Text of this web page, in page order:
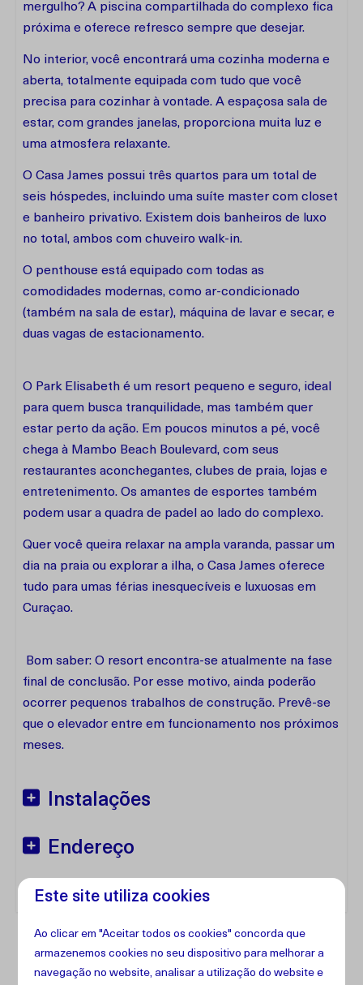
mergulho? A piscina compartilhada do complexo fica
próxima e oferece refresco sempre que desejar.
No interior, você encontrará uma cozinha moderna e
aberta, totalmente equipada com tudo que você
precisa para cozinhar à vontade. A espaçosa sala de
estar, com grandes janelas, proporciona muita luz e
uma atmosfera relaxante.
O Casa James possui três quartos para um total de
seis hóspedes, incluindo uma suíte master com closet
e banheiro privativo. Existem dois banheiros de luxo
no total, ambos com chuveiro walk-in.
O penthouse está equipado com todas as
comodidades modernas, como ar-condicionado
(também na sala de estar), máquina de lavar e secar, e
duas vagas de estacionamento.
O Park Elisabeth é um resort pequeno e seguro, ideal
para quem busca tranquilidade, mas também quer
estar perto da ação. Em poucos minutos a pé, você
chega à Mambo Beach Boulevard, com seus
restaurantes aconchegantes, clubes de praia, lojas e
entretenimento. Os amantes de esportes também
podem usar a quadra de padel ao lado do complexo.
Quer você queira relaxar na ampla varanda, passar um
dia na praia ou explorar a ilha, o Casa James oferece
tudo para umas férias inesquecíveis e luxuosas em
Curaçao.
Bom saber: O resort encontra-se atualmente na fase
final de conclusão. Por esse motivo, ainda poderão
ocorrer pequenos trabalhos de construção. Prevê-se
que o elevador entre em funcionamento nos próximos
meses.
Instalações
Endereço
Este site utiliza cookies
Ao clicar em "Aceitar todos os cookies" concorda que
armazenemos cookies no seu dispositivo para melhorar a
navegação no website, analisar a utilização do website e